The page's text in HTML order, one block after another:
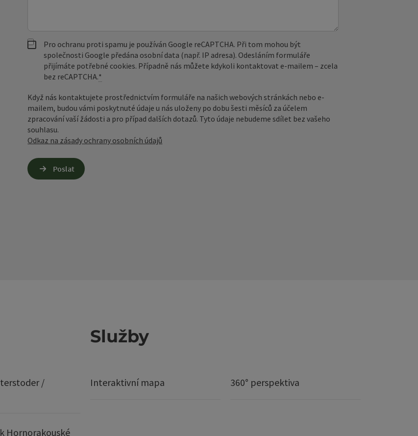
Pro ochranu proti spamu je používán Google reCAPTCHA. Při tom mohou být
společnosti Google předána osobní data (např. IP adresa). Odesláním formuláře
přijímáte potřebné cookies. Případně nás můžete kdykoli kontaktovat e‑mailem – zcela
bez reCAPTCHA.*
Když nás kontaktujete prostřednictvím formuláře na našich webových stránkách nebo e-
mailem, budou vámi poskytnuté údaje u nás uloženy po dobu šesti měsíců za účelem
zpracování vaší žádosti a pro případ dalších dotazů. Tyto údaje nebudeme sdílet bez vašeho
souhlasu.
Odkaz na zásady ochrany osobních údajů
Poslat
/
Hornorakouské
Služby
Interaktivní mapa 360° perspektiva